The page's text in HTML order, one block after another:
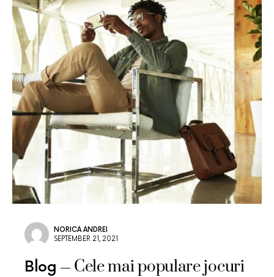
NORICA ANDREI
SEPTEMBER 21, 2021
Blog Cele mai populare jocuri